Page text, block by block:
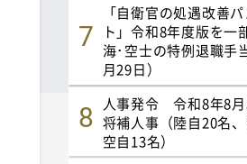
「自衛官の処遇改善
ト」令和8年度版を
海･空士の特例退職手
月29日）
人事発令 令和8年8月
将補人事（陸自20名、
空自13名）